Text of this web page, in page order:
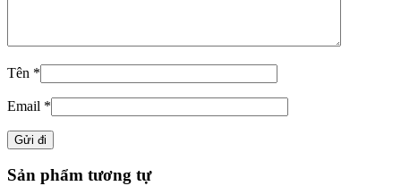
Tên *
Email *
Sản phẩm tương tự